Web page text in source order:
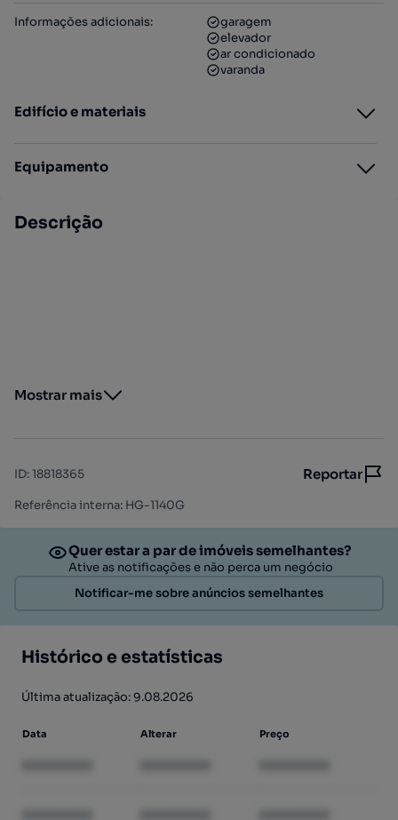
Informações adicionais:
garagem
elevador
ar condicionado
varanda
Edifício e materiais
Equipamento
Descrição
Mostrar mais
ID:18818365 Reportar
Referência interna: HG-1140G
Quer estar a par de imóveis semelhantes?
Ative as notificações e não perca um negócio
Notificar-me sobre anúncios semelhantes
Histórico e estatísticas
Última atualização: 9.08.2026
Data Alterar Preço